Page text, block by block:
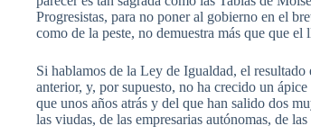
Progresistas, para no poner al gobierno en el
como de la peste, no demuestra más que que
Si hablamos de la Ley de Igualdad, el
anterior, y, por supuesto, no ha crecido un
que unos años atrás y del que han salido dos
las viudas, de las empresarias autónomas, de